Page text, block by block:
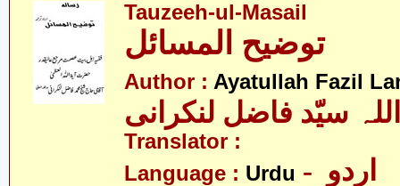
Tauzeeh-ul-Masail
توضیح المسائل
Author : Ayatullah Fazil
اللہ سیّد فاضل لنکرانی
Translator :
Language : Urdu